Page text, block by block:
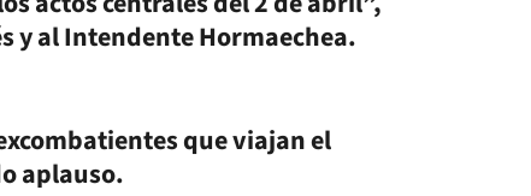
y al Intendente Hormaechea.
que viajan el
aplauso.